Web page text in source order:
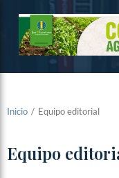
Inicio / Equipo editorial
Equipo